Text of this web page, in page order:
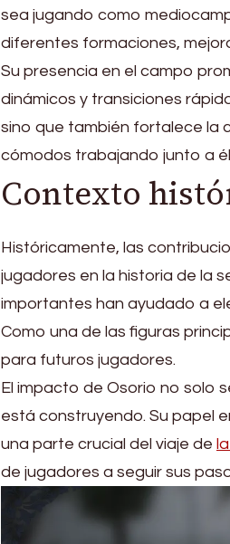
sea jugando como
diferentes formaciones,
Su presencia en el campo
dinámicos y transiciones
sino que también fortalece la
cómodos trabajando junto a
Contexto
Históricamente, las
jugadores en la historia de la
importantes han ayudado a
Como una de las figuras
para futuros jugadores.
El impacto de Osorio no solo
está construyendo. Su papel
una parte crucial del viaje de
de jugadores a seguir sus